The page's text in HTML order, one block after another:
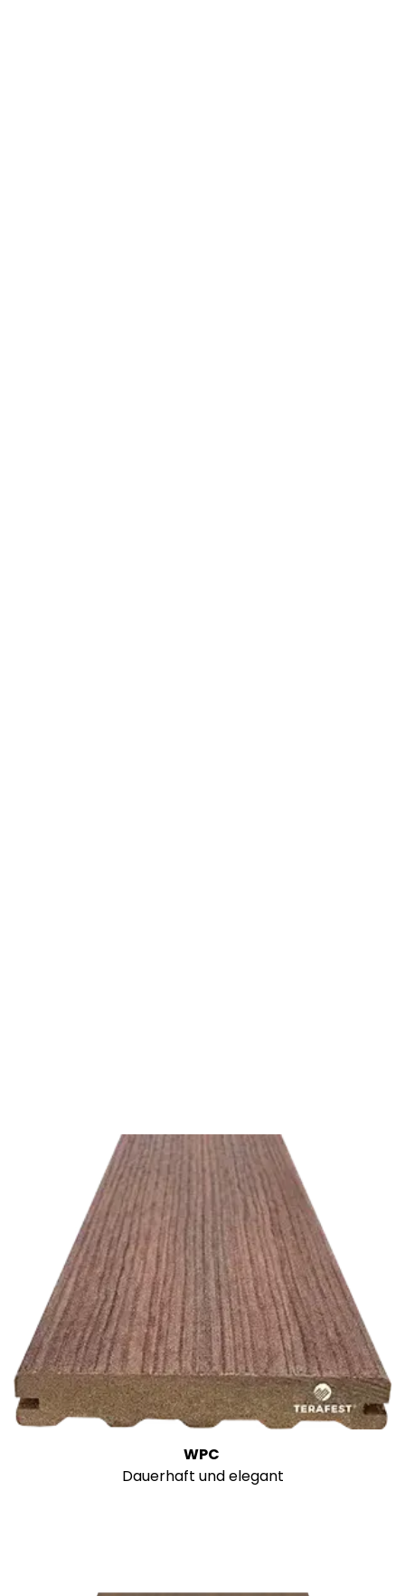
WPC
Dauerhaft und elegant